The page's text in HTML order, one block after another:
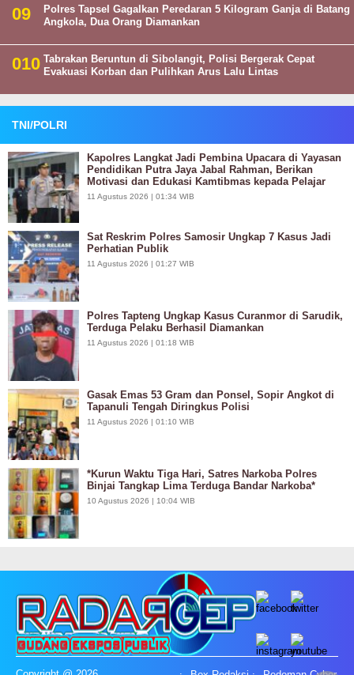
Polres Tapsel Gagalkan Peredaran 5 Kilogram Ganja di Batang
Angkola, Dua Orang Diamankan
Tabrakan Beruntun di Sibolangit, Polisi Bergerak Cepat
Evakuasi Korban dan Pulihkan Arus Lalu Lintas
TNI/POLRI
Kapolres Langkat Jadi Pembina Upacara di Yayasan
Pendidikan Putra Jaya Jabal Rahman, Berikan
Motivasi dan Edukasi Kamtibmas kepada Pelajar
11 Agustus 2026 | 01:34 WIB
Sat Reskrim Polres Samosir Ungkap 7 Kasus Jadi
Perhatian Publik
11 Agustus 2026 | 01:27 WIB
Polres Tapteng Ungkap Kasus Curanmor di Sarudik,
Terduga Pelaku Berhasil Diamankan
11 Agustus 2026 | 01:18 WIB
Gasak Emas 53 Gram dan Ponsel, Sopir Angkot di
Tapanuli Tengah Diringkus Polisi
11 Agustus 2026 | 01:10 WIB
*Kurun Waktu Tiga Hari, Satres Narkoba Polres
Binjai Tangkap Lima Terduga Bandar Narkoba*
10 Agustus 2026 | 10:04 WIB